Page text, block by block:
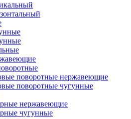
поворотные нержавеющие
поворотные чугунные
нержавеющие
чугунные